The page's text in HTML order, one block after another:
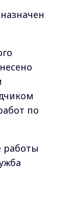
работы
канале